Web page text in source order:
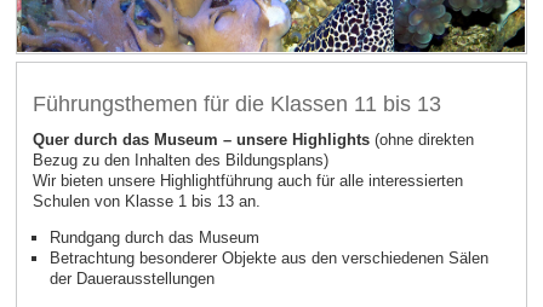
Führungsthemen für die Klassen 11 bis 13
Quer durch das Museum – unsere Highlights (ohne direkten
Bezug zu den Inhalten des Bildungsplans)
Wir bieten unsere Highlightführung auch für alle interessierten
Schulen von Klasse 1 bis 13 an.
Rundgang durch das Museum
Betrachtung besonderer Objekte aus den verschiedenen Sälen
der Dauerausstellungen